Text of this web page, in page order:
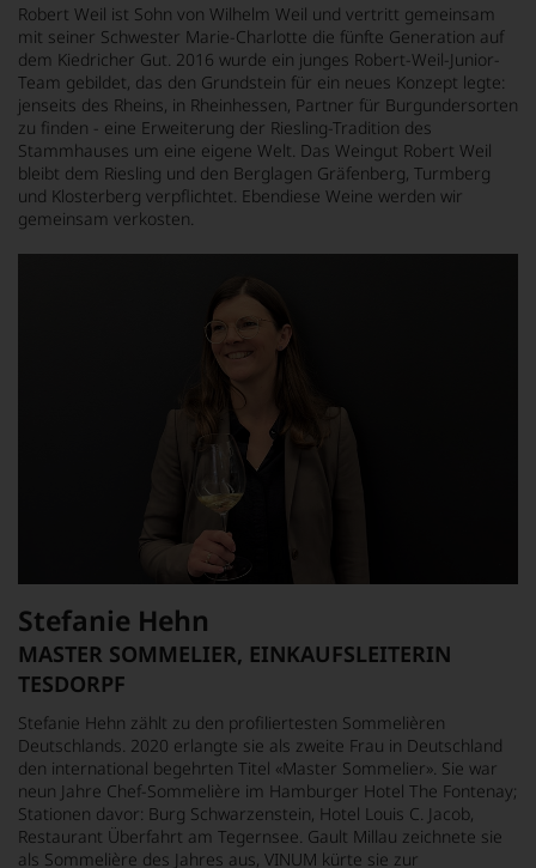
Robert Weil ist Sohn von Wilhelm Weil und vertritt gemeinsam
mit seiner Schwester Marie-Charlotte die fünfte Generation auf
dem Kiedricher Gut. 2016 wurde ein junges Robert-Weil-Junior-
Team gebildet, das den Grundstein für ein neues Konzept legte:
jenseits des Rheins, in Rheinhessen, Partner für Burgundersorten
zu finden - eine Erweiterung der Riesling-Tradition des
Stammhauses um eine eigene Welt. Das Weingut Robert Weil
bleibt dem Riesling und den Berglagen Gräfenberg, Turmberg
und Klosterberg verpflichtet. Ebendiese Weine werden wir
gemeinsam verkosten.
Stefanie Hehn
MASTER SOMMELIER, EINKAUFSLEITERIN
TESDORPF
Stefanie Hehn zählt zu den profiliertesten Sommelièren
Deutschlands. 2020 erlangte sie als zweite Frau in Deutschland
den international begehrten Titel «Master Sommelier». Sie war
neun Jahre Chef-Sommelière im Hamburger Hotel The Fontenay;
Stationen davor: Burg Schwarzenstein, Hotel Louis C. Jacob,
Restaurant Überfahrt am Tegernsee. Gault Millau zeichnete sie
als Sommelière des Jahres aus, VINUM kürte sie zur